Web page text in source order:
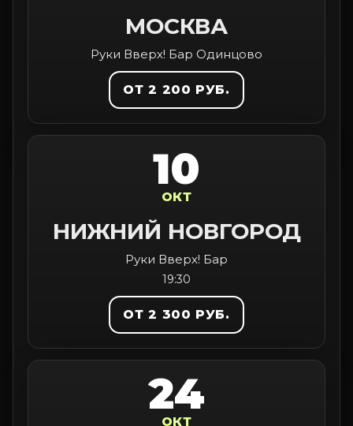
МОСКВА
Руки Вверх! Бар Одинцово
ОТ 2 200 РУБ.
10
ОКТ
НИЖНИЙ НОВГОРОД
Руки Вверх! Бар
19:30
ОТ 2 300 РУБ.
24
ОКТ